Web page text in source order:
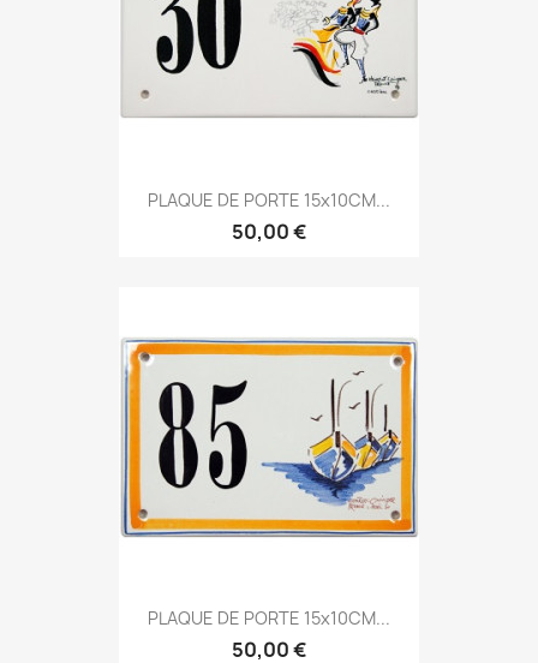
PLAQUE DE PORTE 15x10CM...
50,00 €
PLAQUE DE PORTE 15x10CM...
50,00 €